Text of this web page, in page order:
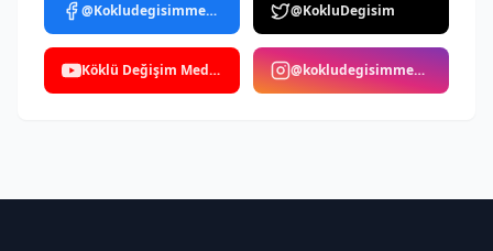
@Kokludegisimmedya @KokluDegisim
Köklü Değişim Medya @kokludegisimmedya